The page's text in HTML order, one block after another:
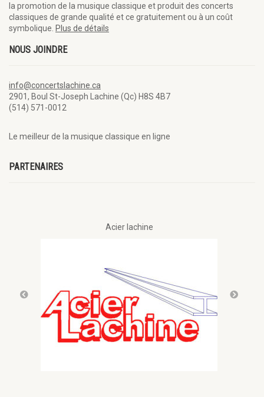
la promotion de la musique classique et produit des concerts
classiques de grande qualité et ce gratuitement ou à un coût
symbolique. Plus de détails
NOUS JOINDRE
info@concertslachine.ca
2901, Boul St-Joseph Lachine (Qc) H8S 4B7
(514) 571-0012
Le meilleur de la musique classique en ligne
PARTENAIRES
Acier lachine